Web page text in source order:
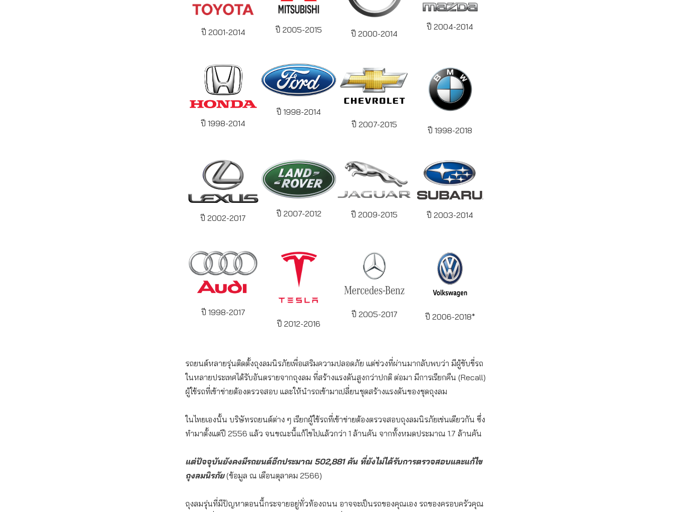
ปี 2001-2014 ปี 2005-2015 ปี 2000-2014
ปี 2004-2014
ปี 1998-2014
ปี 1998-2014
ปี 2007-2015
ปี 1998-2018
ปี 2002-2017 ปี 2007-2012 ปี 2009-2015 ปี 2003-2014
ปี 1998-2017
ปี 2012-2016
ปี 2005-2017 ปี 2006-2018*
รถยนต์หลายรุ่นติดตั้งถุงลมนิรภัยเพื่อเสริมความปลอดภัย แต่ช่วงที่ผ่านมากลับพบว่า มีผู้ขับขี่รถ
ในหลายประเทศได้รับอันตรายจากถุงลม ที่สร้างแรงดันสูงกว่าปกติ ต่อมา มีการเรียกคืน (Recall)
ผู้ใช้รถที่เข้าข่ายต้องตรวจสอบ และให้นำรถเข้ามาเปลี่ยนชุดสร้างแรงดันของชุดถุงลม
ในไทยเองนั้น บริษัทรถยนต์ต่าง ๆ เรียกผู้ใช้รถที่เข้าข่ายต้องตรวจสอบถุงลมนิรภัยเช่นเดียวกัน ซึ่ง
ทำมาตั้งแต่ปี 2556 แล้ว จนขณะนี้แก้ไขไปแล้วกว่า 1 ล้านคัน จากทั้งหมดประมาณ 1.7 ล้านคัน
แต่ปัจจุบันยังคงมีรถยนต์อีกประมาณ 502,881คัน ที่ยังไม่ได้รับการตรวจสอบและแก้ไข
ถุงลมนิรภัย(ข้อมูล ณ เดือนตุลาคม 2566)
ถุงลมรุ่นที่มีปัญหาตอนนี้กระจายอยู่ทั่วท้องถนน อาจจะเป็นรถของคุณเอง รถของครอบครัวคุณ